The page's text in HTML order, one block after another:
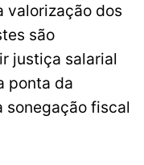
valorização dos
são
justiça salarial
ponta da
sonegação fiscal